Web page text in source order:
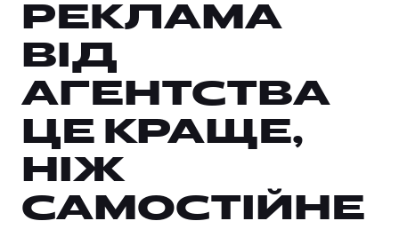
РЕКЛАМА
ВІД
АГЕНТСТВА
ЦЕ КРАЩЕ,
НІЖ
САМОСТІЙНЕ